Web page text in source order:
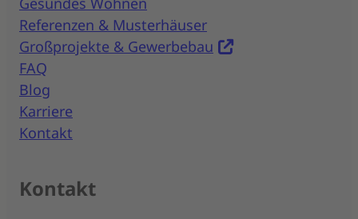
Referenzen & Musterhäuser
Großprojekte & Gewerbebau
FAQ
Blog
Karriere
Kontakt
Kontakt